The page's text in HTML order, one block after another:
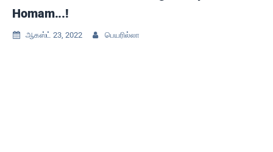
Homam...!
 ஆகஸ்ட் 23, 2022  பெயரில்லா